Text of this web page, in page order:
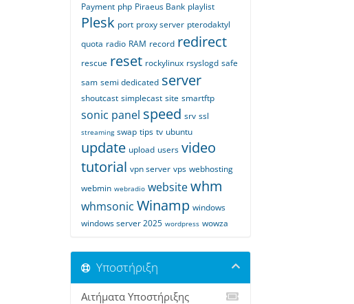
Payment php Piraeus Bank playlist
Plesk port proxy server pterodaktyl
quota radio RAM record redirect
rescue reset rockylinux rsyslogd safe
sam semi dedicated server
shoutcast simplecast site smartftp
sonic panel speed srv ssl
streaming swap tips tv ubuntu
update upload users video
tutorial vpn server vps webhosting
webmin webradio websitewhm
whmsonic Winamp windows
windows server 2025 wordpress wowza
Υποστήριξη
Αιτήματα Υποστήριξης